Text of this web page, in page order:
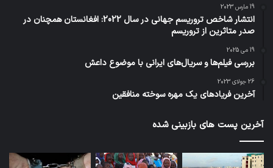
19 مارس 2023
انتشار شاخص تروریسم جهانی در سال 2022: افغانستان همچنان در
صدر متاثرین از تروریسم
19 می 2025
بررسی فیلم‌ها و سریال‌های ایرانی با موضوع داعش
26 جولای 2023
آخرین فریادهای یک مهره سوخته منافقین
آخرین پست های بازبینی شده